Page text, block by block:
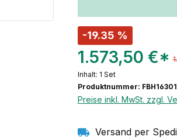
-19.35 %
1.573,50 €*
Inhalt: 1 Set
Produktnummer:
Preise inkl. MwSt. zzgl.
Versand per